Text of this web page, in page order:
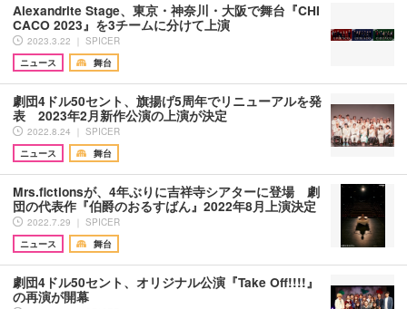
Alexandrite Stage、東京・神奈川・大阪で舞台『CHI
CACO 2023』を3チームに分けて上演
2023.3.22 ｜ SPICER
ニュース
舞台
劇団4ドル50セント、旗揚げ5周年でリニューアルを発
表 2023年2月新作公演の上演が決定
2022.8.24 ｜ SPICER
ニュース
舞台
Mrs.fictionsが、4年ぶりに吉祥寺シアターに登場 劇
団の代表作『伯爵のおるすばん』2022年8月上演決定
2022.7.29 ｜ SPICER
ニュース
舞台
劇団4ドル50セント、オリジナル公演『Take Off!!!!』
の再演が開幕